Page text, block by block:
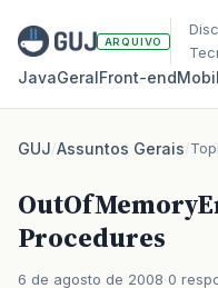
ARQUIVO
JavaGeralFront‑end
GUJ/Assuntos Gerais/
Procedures
6 de agosto de 2008 0